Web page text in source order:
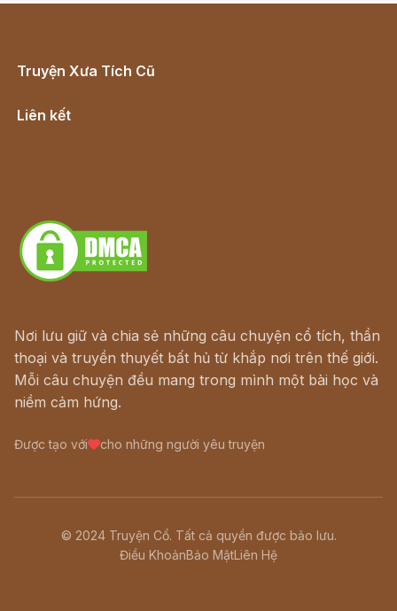
Truyện Xưa Tích Cũ
Liên kết
Nơi lưu giữ và chia sẻ những câu chuyện cổ tích, thần
thoại và truyền thuyết bất hủ từ khắp nơi trên thế giới.
Mỗi câu chuyện đều mang trong mình một bài học và
niềm cảm hứng.
Được tạo với cho những người yêu truyện
© 2024 Truyện Cổ. Tất cả quyền được bảo lưu.
Điều KhoảnBảo MậtLiên Hệ